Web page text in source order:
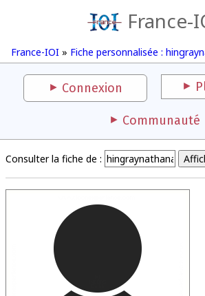
France-
France-IOI » Fiche personnalisée :
Connexion
Communauté
Consulter la fiche de :